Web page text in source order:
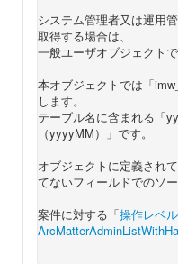
システム管理者又は運用
取得する場合は、
一般ユーザオブジェクト
本オブジェクトでは「
します。
テーブル名に含まれる「
（yyyyMM）」です。
オブジェクトに定義され
てないフィールドでのソ
案件に対する「操作レベ